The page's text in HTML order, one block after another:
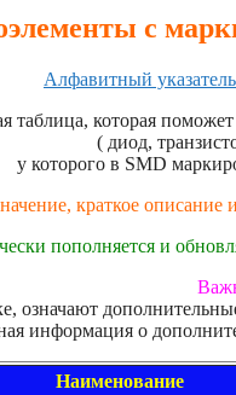
с
Алфавитный
таблица, которая поможет
( диод,
у которого в SMD
краткое
пополняется и
информация о
Наименование